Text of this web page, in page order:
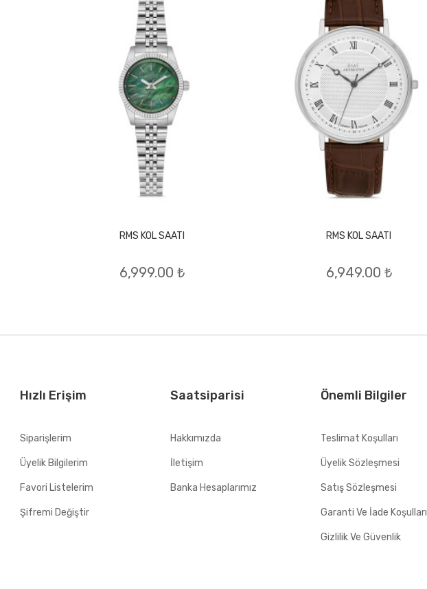
RMS KOL SAATI
6,999.00 ₺
RMS KOL SAATI
6,949.00 ₺
Hızlı Erişim
Siparişlerim
Üyelik Bilgilerim
Favori Listelerim
Şifremi Değiştir
Saatsiparisi
Hakkımızda
İletişim
Banka Hesaplarımız
Önemli Bilgiler
Teslimat Koşulları
Üyelik Sözleşmesi
Satış Sözleşmesi
Garanti Ve İade Koşulları
Gizlilik Ve Güvenlik